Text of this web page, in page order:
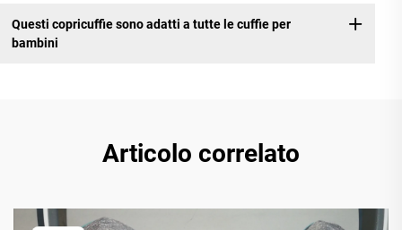
Questi copricuffie sono adatti a tutte le cuffie per
bambini
Articolo correlato